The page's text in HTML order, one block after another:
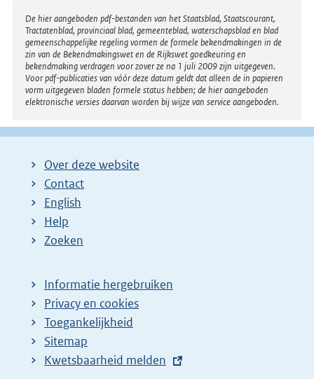
Disclaimer
De hier aangeboden pdf-bestanden van het Staatsblad, Staatscourant,
Tractatenblad, provinciaal blad, gemeenteblad, waterschapsblad en blad
gemeenschappelijke regeling vormen de formele bekendmakingen in de
zin van de Bekendmakingswet en de Rijkswet goedkeuring en
bekendmaking verdragen voor zover ze na 1 juli 2009 zijn uitgegeven.
Voor pdf-publicaties van vóór deze datum geldt dat alleen de in papieren
vorm uitgegeven bladen formele status hebben; de hier aangeboden
elektronische versies daarvan worden bij wijze van service aangeboden.
Over deze website
Contact
English
Help
Zoeken
Informatie hergebruiken
Privacy en cookies
Toegankelijkheid
Sitemap
E
Kwetsbaarheid melden